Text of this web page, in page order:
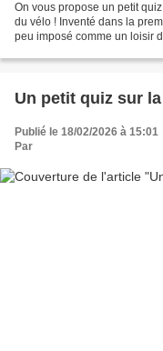
On vous propose un petit
du vélo ! Inventé dans la
peu imposé comme un loisir
Un petit quiz sur
Publié le 18/02/2026 à 15:01
Par